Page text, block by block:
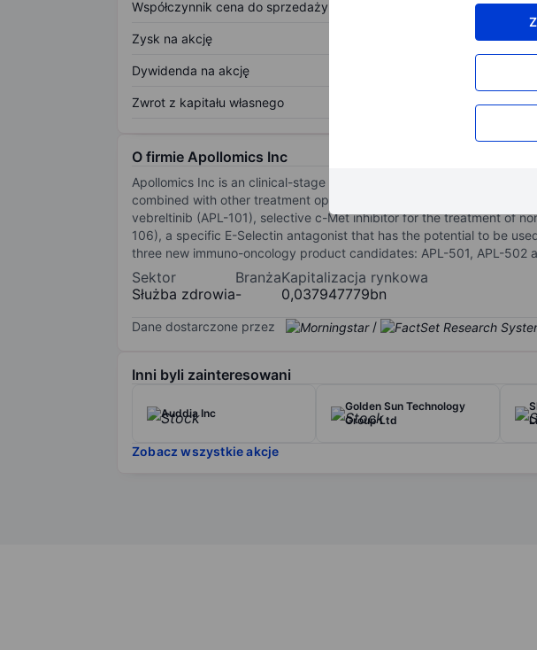
Współczynnik cena do sprzedaży
Zysk na akcję
Dywidenda na akcję
Zwrot z kapitału własnego
Otwórz
O firmie Apollomics Inc
Apollomics Inc is an clinical-stage biopharmaceutical company
combined with other treatment options to harness the immune
vebreltinib (APL-101), selective c-Met inhibitor for the treatment of
106), a specific E-Selectin antagonist that has the potential to be
three new immuno-oncology product candidates: APL-501, APL-
Sektor
Służba zdrowia
Branża
-
Kapitalizacja rynkowa
0,037947779bn
Dane dostarczone przez /
Inni byli zainteresowani
Auddia Inc
Golden Sun Technology
Group Ltd
Zobacz wszystkie akcje